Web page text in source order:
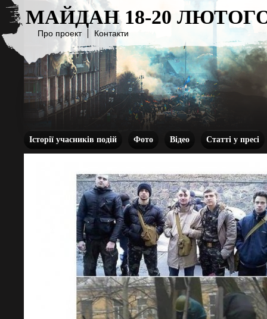
МАЙДАН 18-20
Про проект Контакти
Історії учасників подій Фото Відео Статті у пресі